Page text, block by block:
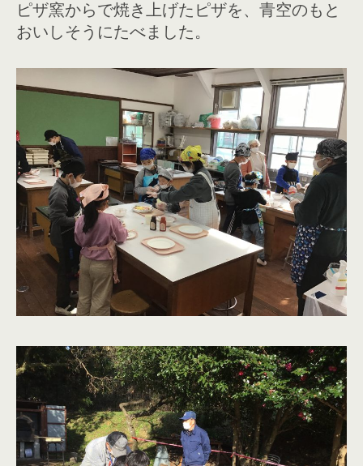
ピザ窯からで焼き上げたピザを、青空のもと
おいしそうにたべました。